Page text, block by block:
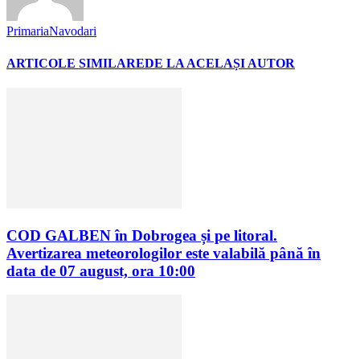
PrimariaNavodari
ARTICOLE SIMILAREDE LA ACELAȘI AUTOR
COD GALBEN în Dobrogea și pe litoral.
Avertizarea meteorologilor este valabilă până în
data de 07 august, ora 10:00